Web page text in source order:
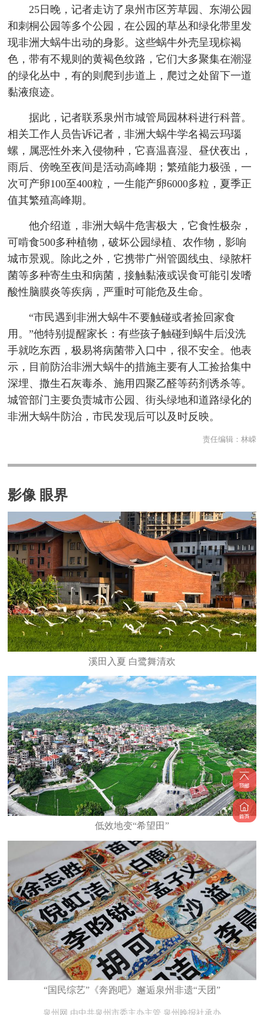
25日晚，记者走访了泉州市区芳草园、东湖公园
和刺桐公园等多个公园，在公园的草丛和绿化带里发
现非洲大蜗牛出动的身影。这些蜗牛外壳呈现棕褐
色，带有不规则的黄褐色纹路，它们大多聚集在潮湿
的绿化丛中，有的则爬到步道上，爬过之处留下一道
黏液痕迹。
据此，记者联系泉州市城管局园林科进行科普。
相关工作人员告诉记者，非洲大蜗牛学名褐云玛瑙
螺，属恶性外来入侵物种，它喜温喜湿、昼伏夜出，
雨后、傍晚至夜间是活动高峰期；繁殖能力极强，一
次可产卵100至400粒，一生能产卵6000多粒，夏季正
值其繁殖高峰期。
他介绍道，非洲大蜗牛危害极大，它食性极杂，
可啃食500多种植物，破坏公园绿植、农作物，影响
城市景观。除此之外，它携带广州管圆线虫、绿脓杆
菌等多种寄生虫和病菌，接触黏液或误食可能引发嗜
酸性脑膜炎等疾病，严重时可能危及生命。
“市民遇到非洲大蜗牛不要触碰或者捡回家食
用。”他特别提醒家长：有些孩子触碰到蜗牛后没洗
手就吃东西，极易将病菌带入口中，很不安全。他表
示，目前防治非洲大蜗牛的措施主要有人工捡拾集中
深埋、撒生石灰毒杀、施用四聚乙醛等药剂诱杀等。
城管部门主要负责城市公园、街头绿地和道路绿化的
非洲大蜗牛防治，市民发现后可以及时反映。
责任编辑： 林嵘
影像 眼界
溪田入夏 白鹭舞清欢
低效地变“希望田”
“国民综艺”《奔跑吧》邂逅泉州非遗“天团”
泉州网 由中共泉州市委主办主管 泉州晚报社承办